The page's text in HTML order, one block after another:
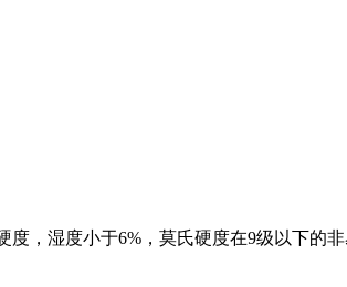
，湿度小于6%，莫氏硬度在9级以下的